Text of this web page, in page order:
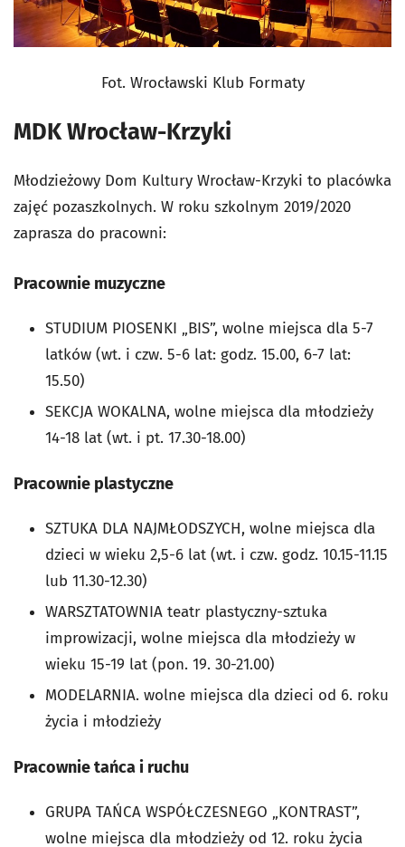
Fot. Wrocławski Klub Formaty
MDK Wrocław-Krzyki
Młodzieżowy Dom Kultury Wrocław-Krzyki to placówka
zajęć pozaszkolnych. W roku szkolnym 2019/2020
zaprasza do pracowni:
Pracownie muzyczne
STUDIUM PIOSENKI „BIS”, wolne miejsca dla 5-7
latków (wt. i czw. 5-6 lat: godz. 15.00, 6-7 lat:
15.50)
SEKCJA WOKALNA, wolne miejsca dla młodzieży
14-18 lat (wt. i pt. 17.30-18.00)
Pracownie plastyczne
SZTUKA DLA NAJMŁODSZYCH, wolne miejsca dla
dzieci w wieku 2,5-6 lat (wt. i czw. godz. 10.15-11.15
lub 11.30-12.30)
WARSZTATOWNIA teatr plastyczny-sztuka
improwizacji, wolne miejsca dla młodzieży w
wieku 15-19 lat (pon. 19. 30-21.00)
MODELARNIA. wolne miejsca dla dzieci od 6. roku
życia i młodzieży
Pracownie tańca i ruchu
GRUPA TAŃCA WSPÓŁCZESNEGO „KONTRAST”,
wolne miejsca dla młodzieży od 12. roku życia